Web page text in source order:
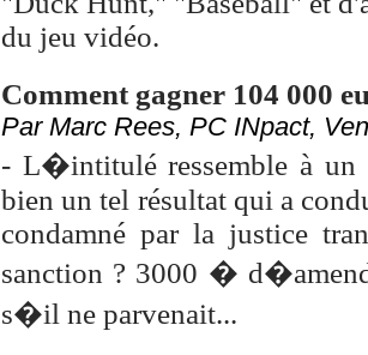
du jeu vidéo.
Comment gagner 104 000
Par Marc Rees, PC INpact,
- L�intitulé ressemble à un
bien un tel résultat qui a
condamné par la justice
sanction ? 3000 �
s�il ne parvenait...